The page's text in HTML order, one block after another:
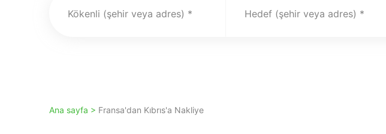
Kökenli (şehir veya adres) Hedef (şehir veya adres)
Ana sayfa > Fransa'dan Kıbrıs'a Nakliye